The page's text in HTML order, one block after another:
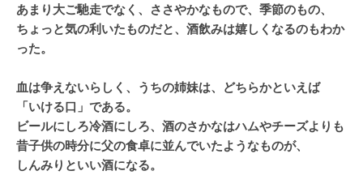
あまり大ご馳走でなく、ささやかなもので、季節のもの、
ちょっと気の利いたものだと、酒飲みは嬉しくなるのもわか
った。
血は争えないらしく、うちの姉妹は、どちらかといえば
「いける口」である。
ビールにしろ冷酒にしろ、酒のさかなはハムやチーズよりも
昔子供の時分に父の食卓に並んでいたようなものが、
しんみりといい酒になる。